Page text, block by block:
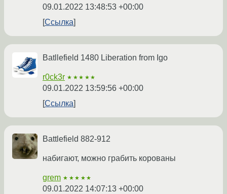
09.01.2022 13:48:53 +00:00
Ссылка
Batllefield 1480 Liberation from Igo
r0ck3r ★★★★★
09.01.2022 13:59:56 +00:00
Ссылка
Battlefield 882-912
набигают, можно грабить корованы
grem ★★★★★
09.01.2022 14:07:13 +00:00